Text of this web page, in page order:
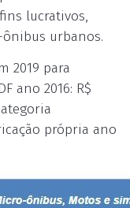
lucrativos,
urbanos.
2019 para
ano 2016: R$
própria ano